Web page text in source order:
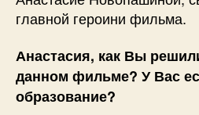
главной героини фильма.
Анастасия, как Вы
данном фильме? У Вас
образование?